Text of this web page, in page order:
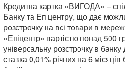
Кредитна картка «ВИГОДА» –
Банку та Епіцентру, що дає
розстрочку на всі товари в
«Епіцентр» вартістю понад 500
універсальну розстрочку в банку
ставка 0,01% річних на 6 місяців